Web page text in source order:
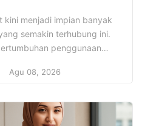
kini menjadi impian banyak
semakin terhubung ini.
penggunaan
Dengan akses yang
keuntungan lebih cepat
bisnis […]
Agu 08, 2026